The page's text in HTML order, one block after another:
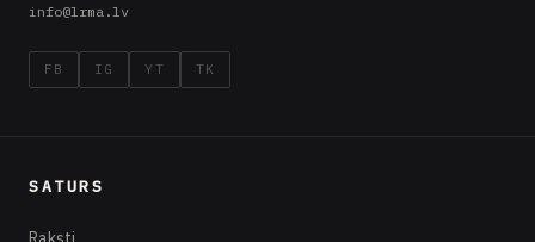
info@lrma.lv
FB IG YT TK
SATURS